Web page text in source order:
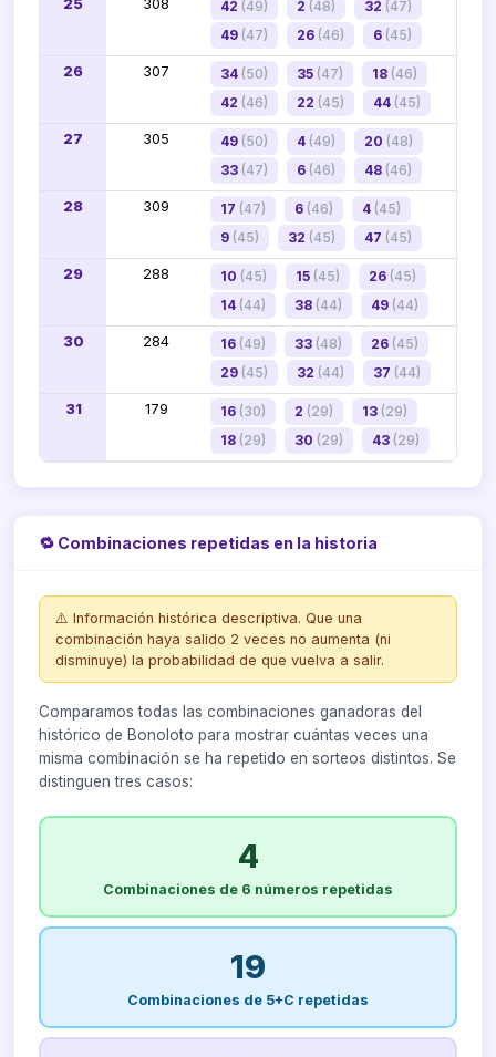
25 308 42 (49) 2 (48) 32 (47)
49 (47) 26 (46) 6 (45)
26 307 34 (50) 35 (47) 18 (46)
42 (46) 22 (45) 44 (45)
27 305 49 (50) 4 (49) 20 (48)
33 (47) 6 (46) 48 (46)
28 309 17 (47) 6 (46) 4 (45)
9 (45) 32 (45) 47 (45)
29 288 10 (45) 15 (45) 26 (45)
14 (44) 38 (44) 49 (44)
30 284 16 (49) 33 (48) 26 (45)
29 (45) 32 (44) 37 (44)
31 179 16 (30) 2 (29) 13 (29)
18 (29) 30 (29) 43 (29)
🔁 Combinaciones repetidas en la historia
⚠️ Información histórica descriptiva. Que una
combinación haya salido 2 veces no aumenta (ni
disminuye) la probabilidad de que vuelva a salir.
Comparamos todas las combinaciones ganadoras del
histórico de Bonoloto para mostrar cuántas veces una
misma combinación se ha repetido en sorteos distintos. Se
distinguen tres casos:
4
Combinaciones de 6 números repetidas
19
Combinaciones de 5+C repetidas